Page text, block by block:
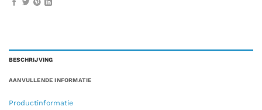
BESCHRIJVING
AANVULLENDE INFORMATIE
Productinformatie